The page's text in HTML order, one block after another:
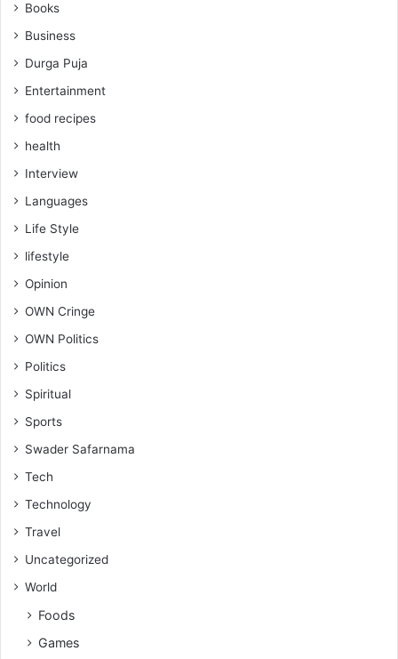
Books
Business
Durga Puja
Entertainment
food recipes
health
Interview
Languages
Life Style
lifestyle
Opinion
OWN Cringe
OWN Politics
Politics
Spiritual
Sports
Swader Safarnama
Tech
Technology
Travel
Uncategorized
World
Foods
Games